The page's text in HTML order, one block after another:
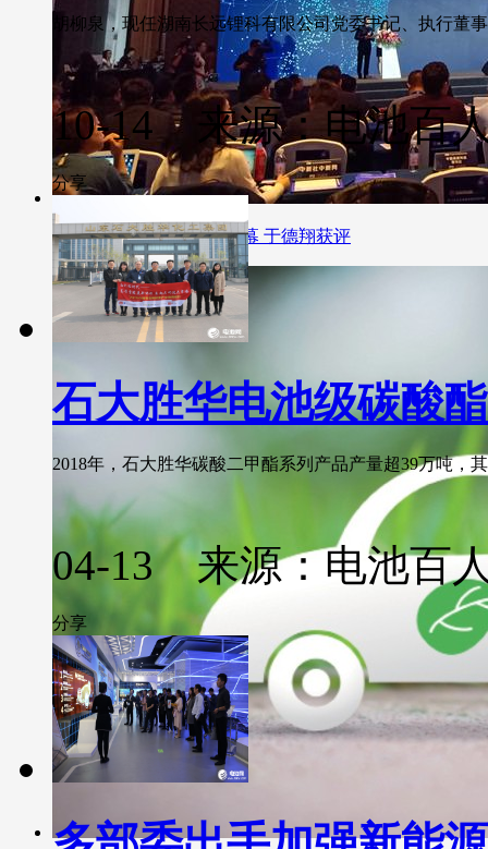
锂电“达沃斯”论坛在青开幕 于德翔获评
胡柳泉，现任湖南长远锂科有限公司党委书记、执行董
10-14 来源：电池百
分享
石大胜华电池级碳酸
2018年，石大胜华碳酸二甲酯系列产品产量超39万吨，
04-13 来源：电池百
分享